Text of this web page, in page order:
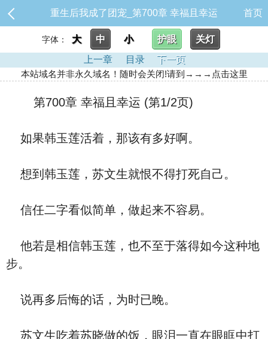
重生后我成了团宠_第700章 幸福且幸运 首页
字体： 大 中 小 护眼
关灯
上一章
目录
下一页
本站域名并非永久域名！随时会关闭!请到→→→点击这里
第700章 幸福且幸运 (第1/2页)
如果韩玉莲活着，那该有多好啊。
想到韩玉莲，苏文生就恨不得打死自己。
信任二字看似简单，做起来不容易。
他若是相信韩玉莲，也不至于落得如今这种地
步。
说再多后悔的话，为时已晚。
苏文生吃着苏晓做的饭，眼泪一直在眼眶中打